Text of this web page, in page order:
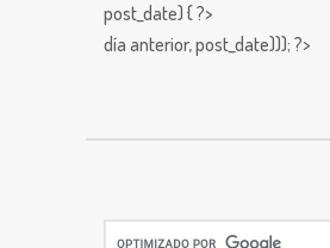
post_date) { ?>
día anterior,post_date))); ?>